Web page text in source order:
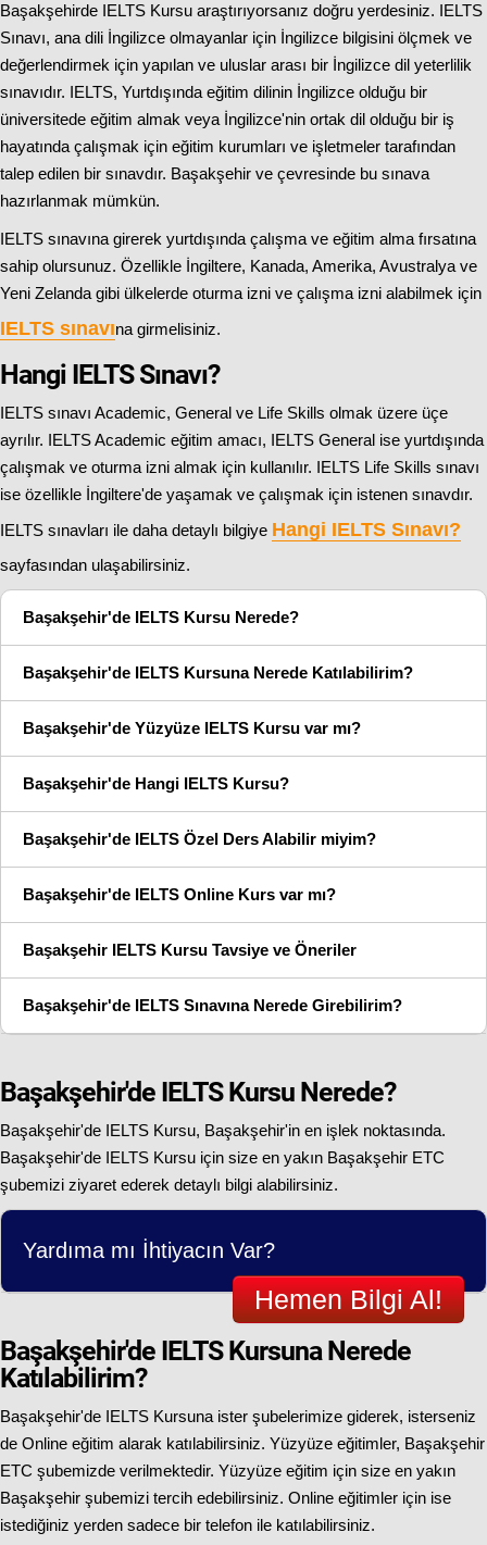
Başakşehirde IELTS Kursu araştırıyorsanız doğru yerdesiniz. IELTS
Sınavı, ana dili İngilizce olmayanlar için İngilizce bilgisini ölçmek ve
değerlendirmek için yapılan ve uluslar arası bir İngilizce dil yeterlilik
sınavıdır. IELTS, Yurtdışında eğitim dilinin İngilizce olduğu bir
üniversitede eğitim almak veya İngilizce'nin ortak dil olduğu bir iş
hayatında çalışmak için eğitim kurumları ve işletmeler tarafından
talep edilen bir sınavdır. Başakşehir ve çevresinde bu sınava
hazırlanmak mümkün.
IELTS sınavına girerek yurtdışında çalışma ve eğitim alma fırsatına
sahip olursunuz. Özellikle İngiltere, Kanada, Amerika, Avustralya ve
Yeni Zelanda gibi ülkelerde oturma izni ve çalışma izni alabilmek için
IELTS sınavına girmelisiniz.
Hangi IELTS Sınavı?
IELTS sınavı Academic, General ve Life Skills olmak üzere üçe
ayrılır. IELTS Academic eğitim amacı, IELTS General ise yurtdışında
çalışmak ve oturma izni almak için kullanılır. IELTS Life Skills sınavı
ise özellikle İngiltere'de yaşamak ve çalışmak için istenen sınavdır.
IELTS sınavları ile daha detaylı bilgiye Hangi IELTS Sınavı?
sayfasından ulaşabilirsiniz.
Başakşehir'de IELTS Kursu Nerede?
Başakşehir'de IELTS Kursuna Nerede Katılabilirim?
Başakşehir'de Yüzyüze IELTS Kursu var mı?
Başakşehir'de Hangi IELTS Kursu?
Başakşehir'de IELTS Özel Ders Alabilir miyim?
Başakşehir'de IELTS Online Kurs var mı?
Başakşehir IELTS Kursu Tavsiye ve Öneriler
Başakşehir'de IELTS Sınavına Nerede Girebilirim?
Başakşehir'de IELTS Kursu Nerede?
Başakşehir'de IELTS Kursu, Başakşehir'in en işlek noktasında.
Başakşehir'de IELTS Kursu için size en yakın Başakşehir ETC
şubemizi ziyaret ederek detaylı bilgi alabilirsiniz.
Yardıma mı İhtiyacın Var?
Hemen Bilgi Al!
Başakşehir'de IELTS Kursuna Nerede
Katılabilirim?
Başakşehir'de IELTS Kursuna ister şubelerimize giderek, isterseniz
de Online eğitim alarak katılabilirsiniz. Yüzyüze eğitimler, Başakşehir
ETC şubemizde verilmektedir. Yüzyüze eğitim için size en yakın
Başakşehir şubemizi tercih edebilirsiniz. Online eğitimler için ise
istediğiniz yerden sadece bir telefon ile katılabilirsiniz.